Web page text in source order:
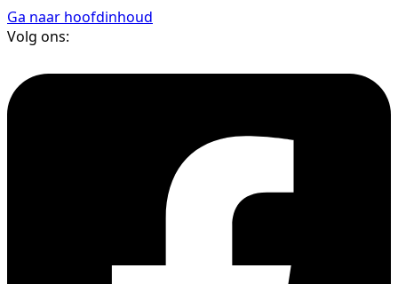
Ga naar hoofdinhoud
Volg ons: